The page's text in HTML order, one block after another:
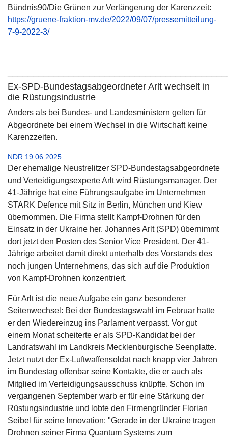
Bündnis90/Die Grünen zur Verlängerung der Karenzzeit:
https://gruene-fraktion-mv.de/2022/09/07/pressemitteilung-
7-9-2022-3/
Ex-SPD-Bundestagsabgeordneter Arlt wechselt in
die Rüstungsindustrie
Anders als bei Bundes- und Landesministern gelten für
Abgeordnete bei einem Wechsel in die Wirtschaft keine
Karenzzeiten.
NDR 19.06.2025
Der ehemalige Neustrelitzer SPD-Bundestagsabgeordnete
und Verteidigungsexperte Arlt wird Rüstungsmanager. Der
41-Jährige hat eine Führungsaufgabe im Unternehmen
STARK Defence mit Sitz in Berlin, München und Kiew
übernommen. Die Firma stellt Kampf-Drohnen für den
Einsatz in der Ukraine her. Johannes Arlt (SPD) übernimmt
dort jetzt den Posten des Senior Vice President. Der 41-
Jährige arbeitet damit direkt unterhalb des Vorstands des
noch jungen Unternehmens, das sich auf die Produktion
von Kampf-Drohnen konzentriert.
Für Arlt ist die neue Aufgabe ein ganz besonderer
Seitenwechsel: Bei der Bundestagswahl im Februar hatte
er den Wiedereinzug ins Parlament verpasst. Vor gut
einem Monat scheiterte er als SPD-Kandidat bei der
Landratswahl im Landkreis Mecklenburgische Seenplatte.
Jetzt nutzt der Ex-Luftwaffensoldat nach knapp vier Jahren
im Bundestag offenbar seine Kontakte, die er auch als
Mitglied im Verteidigungsausschuss knüpfte. Schon im
vergangenen September warb er für eine Stärkung der
Rüstungsindustrie und lobte den Firmengründer Florian
Seibel für seine Innovation: "Gerade in der Ukraine tragen
Drohnen seiner Firma Quantum Systems zum